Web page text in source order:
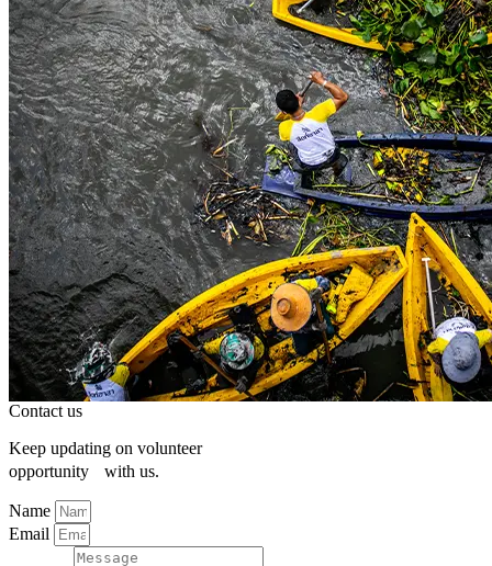
Contact us
Keep updating on volunteer
opportunity with us.
Name
Email